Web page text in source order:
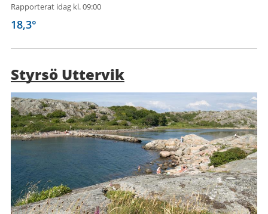
Rapporterat idag kl. 09:00
18,3°
Styrsö Uttervik